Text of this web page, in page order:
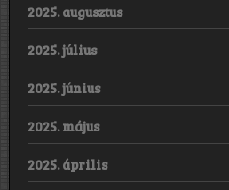
2025. augusztus
2025. július
2025. június
2025. május
2025. április